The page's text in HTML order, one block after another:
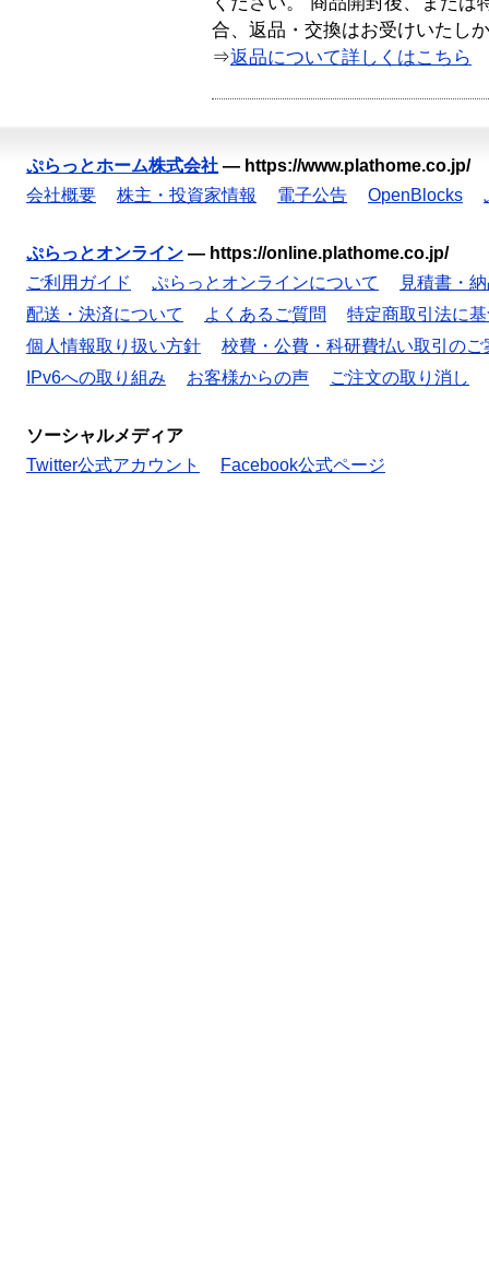
合、返品・交換はお受けいたし
⇒返品について詳しくはこちら
ぷらっとホーム株式会社 — https://www.plathome.co.jp/
会社概要
株主・投資家情報 電子公告 OpenBlocks
ぷらっとオンライン — https://online.plathome.co.jp/
ご利用ガイド
ぷらっとオンラインについて
見積書・
配送・決済について
よくあるご質問
特定商取引法に
個人情報取り扱い方針
校費・公費・科研費払い取引のご
IPv6への取り組み
お客様からの声 ご注文の取り消し
ソーシャルメディア
Twitter公式アカウント
Facebook公式ページ